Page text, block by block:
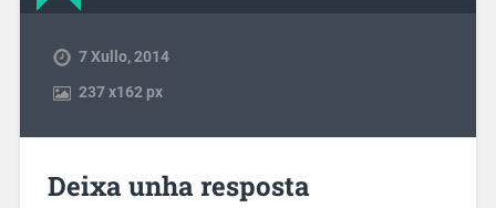
7 Xullo, 2014
237x162 px
Deixa unha resposta